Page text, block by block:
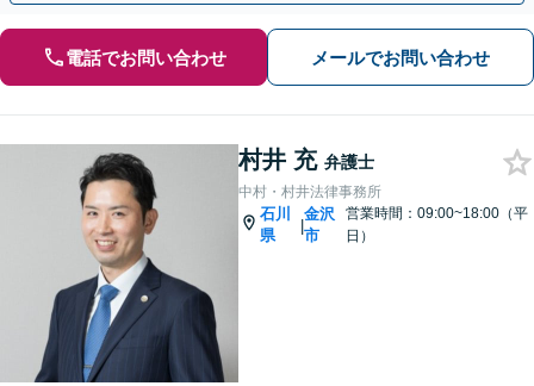
電話でお問い合わせ メールでお問い合わせ
村井 充 弁護士
中村・村井法律事務所
石川
県
|
金沢
市
営業時間：09:00~18:00（平
日）